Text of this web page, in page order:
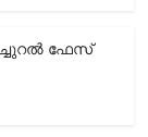
ഫേസ്